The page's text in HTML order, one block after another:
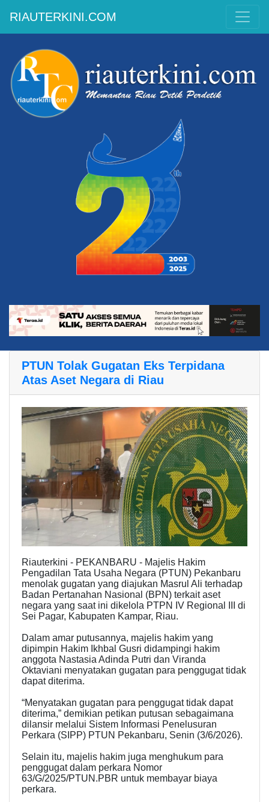
RIAUTERKINI.COM
PTUN Tolak Gugatan Eks Terpidana
Atas Aset Negara di Riau
Riauterkini - PEKANBARU - Majelis Hakim
Pengadilan Tata Usaha Negara (PTUN) Pekanbaru
menolak gugatan yang diajukan Masrul Ali terhadap
Badan Pertanahan Nasional (BPN) terkait aset
negara yang saat ini dikelola PTPN IV Regional III di
Sei Pagar, Kabupaten Kampar, Riau.
Dalam amar putusannya, majelis hakim yang
dipimpin Hakim Ikhbal Gusri didampingi hakim
anggota Nastasia Adinda Putri dan Viranda
Oktaviani menyatakan gugatan para penggugat tidak
dapat diterima.
“Menyatakan gugatan para penggugat tidak dapat
diterima,” demikian petikan putusan sebagaimana
dilansir melalui Sistem Informasi Penelusuran
Perkara (SIPP) PTUN Pekanbaru, Senin (3/6/2026).
Selain itu, majelis hakim juga menghukum para
penggugat dalam perkara Nomor
63/G/2025/PTUN.PBR untuk membayar biaya
perkara.